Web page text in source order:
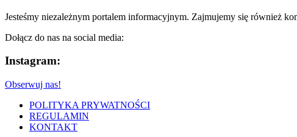
Jesteśmy niezależnym portalem informacyjnym. Zajmujemy się również
Dołącz do nas na social media:
Instagram:
Obserwuj nas!
POLITYKA PRYWATNOŚCI
REGULAMIN
KONTAKT